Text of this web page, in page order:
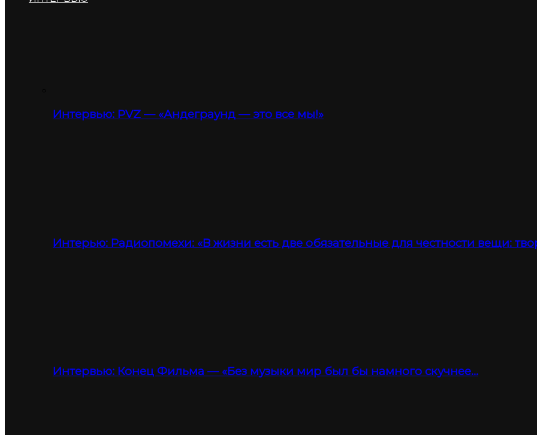
Интервью: PVZ — «Андеграунд — это все мы!»
Интерью: Радиопомехи: «В жизни есть две обязательные для честности вещи:
Интервью: Конец Фильма — «Без музыки мир был бы намного скучнее…